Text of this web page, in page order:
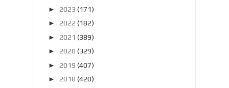
► 2023 (171)
► 2022 (182)
► 2021 (389)
► 2020 (329)
► 2019 (407)
► 2018 (420)